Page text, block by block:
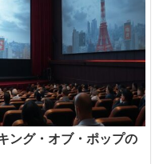
ング・オブ・ポップの